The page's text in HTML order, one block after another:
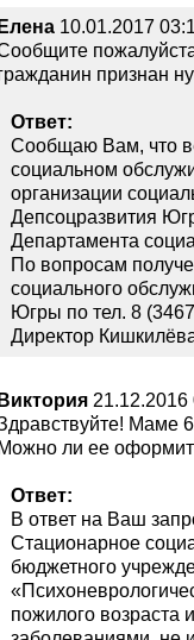
Елена 10.01.2017
признан
Ответ:
Сообщаю Вам, что
социальном
организации
Депсоцразвития
Департамента
По вопросам
социального
Югры по тел. 8
Директор
Виктория 21.12.2016
Маме
Можно ли ее
Ответ:
В ответ на Ваш
Стационарное
бюджетного
пожилого возраста